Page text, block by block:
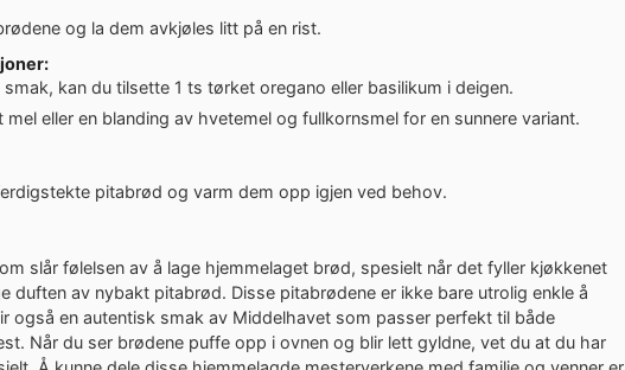
og la dem avkjøles litt på en rist.
smak, kan du tilsette 1 ts tørket oregano eller basilikum i deigen.
mel eller en blanding av hvetemel og fullkornsmel for en sunnere variant.
pitabrød og varm dem opp igjen ved behov.
slår følelsen av å lage hjemmelaget brød, spesielt når det fyller kjøkkenet
duften av nybakt pitabrød. Disse pitabrødene er ikke bare utrolig enkle å
også en autentisk smak av Middelhavet som passer perfekt til både
Når du ser brødene puffe opp i ovnen og blir lett gyldne, vet du at du har